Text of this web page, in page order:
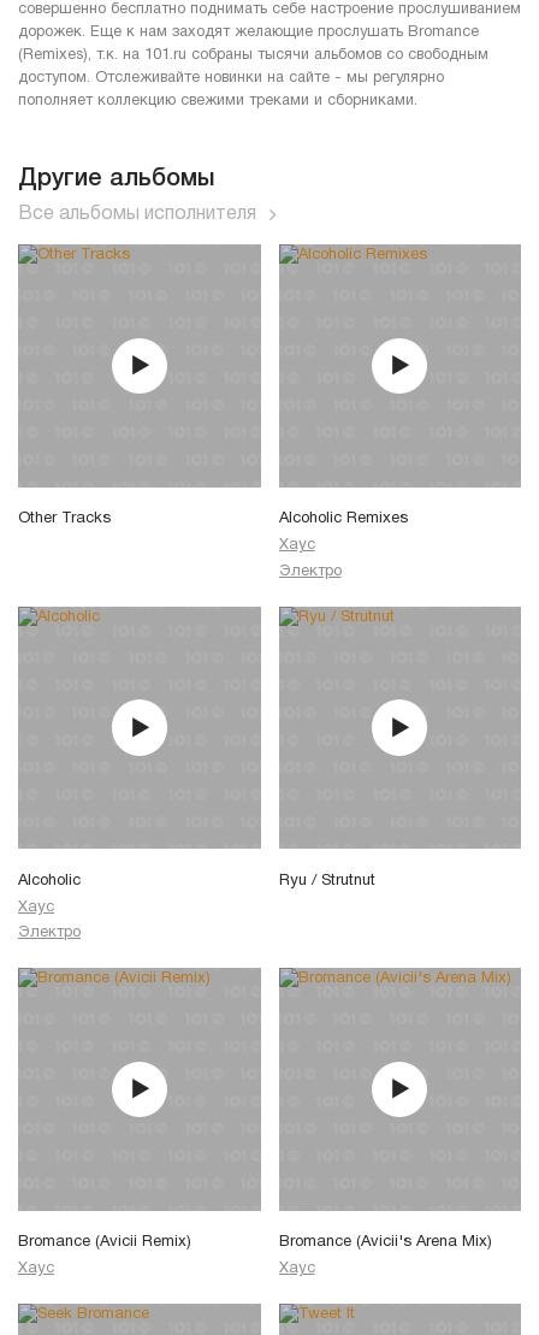
совершенно бесплатно поднимать себе настроение прослушиванием
дорожек. Еще к нам заходят желающие прослушать Bromance
(Remixes), т.к. на 101.ru собраны тысячи альбомов со свободным
доступом. Отслеживайте новинки на сайте - мы регулярно
пополняет коллекцию свежими треками и сборниками.
Другие альбомы
Все альбомы исполнителя
Other Tracks
Alcoholic Remixes
Хаус
Электро
Alcoholic
Хаус
Электро
Ryu / Strutnut
Bromance (Avicii Remix)
Хаус
Bromance (Avicii's Arena Mix)
Хаус